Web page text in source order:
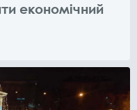
економічний